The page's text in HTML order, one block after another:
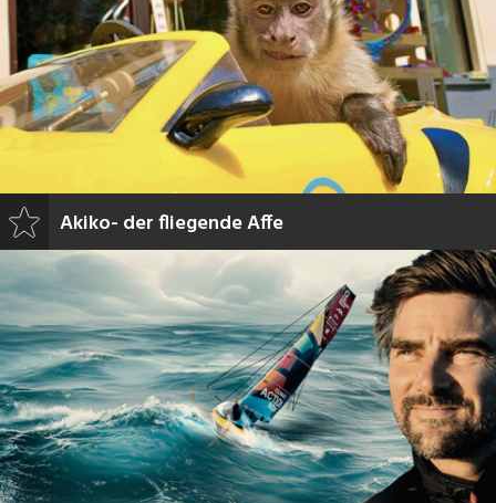
Akiko- der fliegende Affe